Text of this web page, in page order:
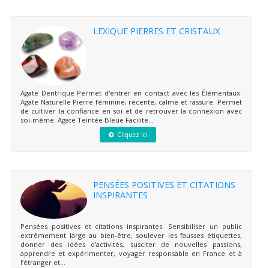
LEXIQUE PIERRES ET CRISTAUX
Agate Dentrique Permet d'entrer en contact avec les Élémentaux.
Agate Naturelle Pierre féminine, récente, calme et rassure. Permet
de cultiver la confiance en soi et de retrouver la connexion avec
soi-même. Agate Teintée Bleue Facilite...
Cliquez ici
PENSÉES POSITIVES ET CITATIONS
INSPIRANTES
Pensées positives et citations inspirantes. Sensibiliser un public
extrêmement large au bien-être, soulever les fausses étiquettes,
donner des idées d’activités, susciter de nouvelles passions,
apprendre et expérimenter, voyager responsable en France et à
l’étranger et...